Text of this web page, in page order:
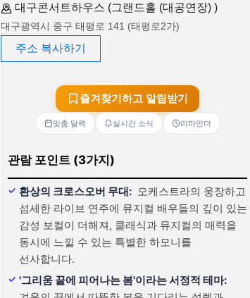
대구콘서트하우스 (그랜드홀 (대공연장) )
대구광역시 중구 태평로 141 (태평로2가)
주소 복사하기
즐겨찾기하고 알림받기
맞춤 달력 실시간 소식 리마인더
관람 포인트 (3가지)
환상의 크로스오버 무대: 오케스트라의 웅장하고
섬세한 라이브 연주에 뮤지컬 배우들의 깊이 있는
감성 보컬이 더해져, 클래식과 뮤지컬의 매력을
동시에 느낄 수 있는 특별한 하모니를
선사합니다.
'그리움 끝에 피어나는 봄'이라는 서정적 테마: